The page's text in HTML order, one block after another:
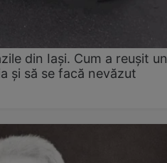
din Iași. Cum a reușit un
și să se facă nevăzut